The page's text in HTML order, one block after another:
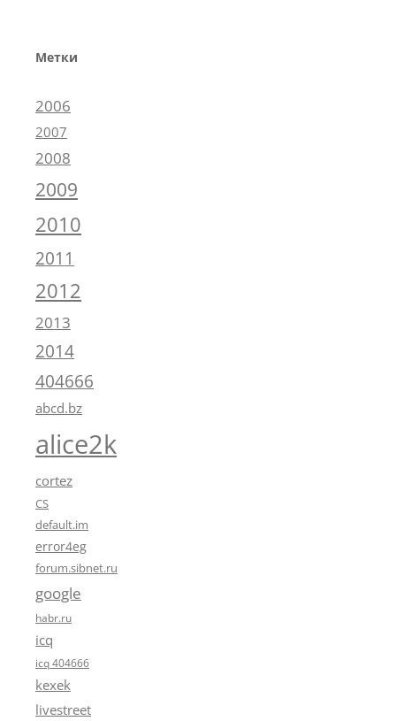
Метки
2006
2007
2008
2009
2010
2011
2012
2013
2014
404666
abcd.bz
alice2k
cortez
CS
default.im
error4eg
forum.sibnet.ru
google
habr.ru
icq
icq 404666
kexek
livestreet